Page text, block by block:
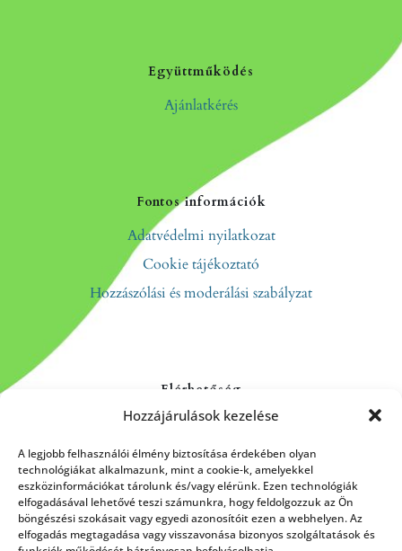
Hozzájárulások kezelése
A legjobb felhasználói élmény biztosítása érdekében olyan
technológiákat alkalmazunk, mint a cookie-k, amelyekkel
eszközinformációkat tárolunk és/vagy elérünk. Ezen technológiák
elfogadásával lehetővé teszi számunkra, hogy feldolgozzuk az Ön
böngészési szokásait vagy egyedi azonosítóit ezen a webhelyen. Az
elfogadás megtagadása vagy visszavonása bizonyos szolgáltatások és
Együttműködés
Ajánlatkérés
Fontos információk
Adatvédelmi nyilatkozat
Cookie tájékoztató
Hozzászólási és moderálási szabályzat
Elérhetőség
Kapcsolat
Rólunk
HÍRLEVÉL FELIRATKOZÁS